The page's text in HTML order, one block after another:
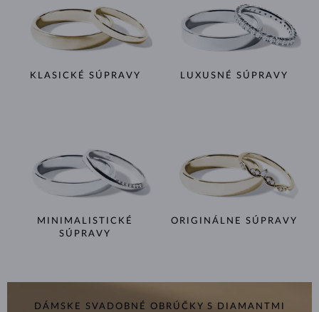
KLASICKÉ SÚPRAVY LUXUSNÉ SÚPRAVY
MINIMALISTICKÉ
SÚPRAVY
ORIGINÁLNE SÚPRAVY
DÁMSKE SVADOBNÉ OBRÚČKY S DIAMANTMI